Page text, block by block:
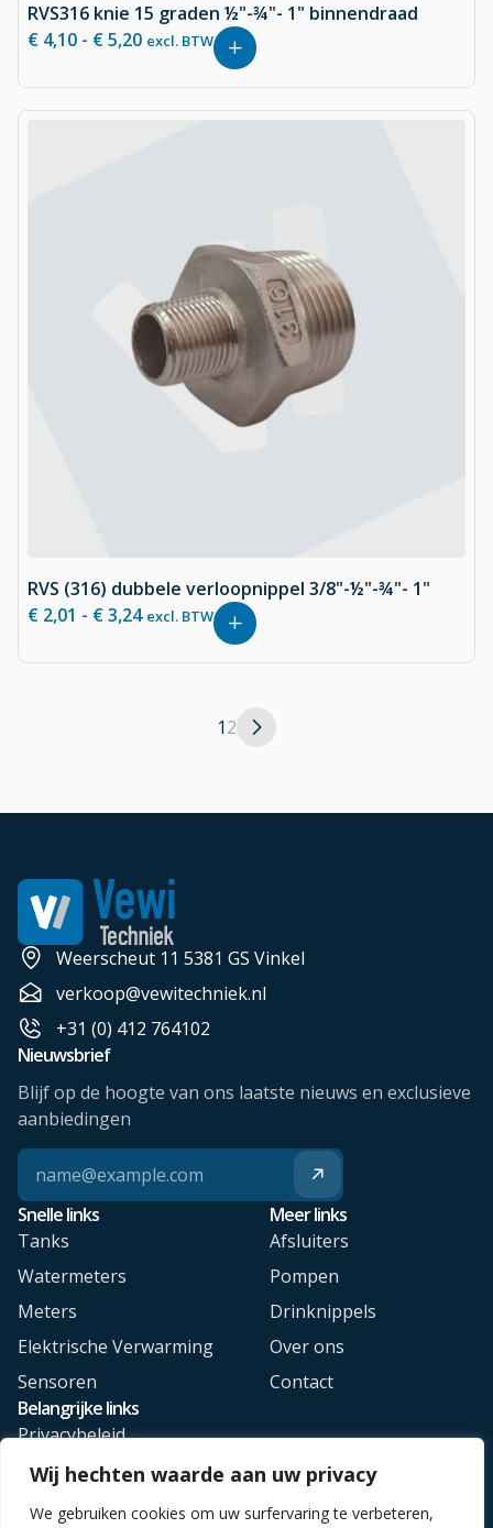
Wij hechten waarde aan uw privacy
We gebruiken cookies om uw surfervaring te verbeteren,
RVS316 knie 15 graden ½"-¾"- 1" binnendraad
€ 4,10 - €5,20 excl. BTW
RVS (316) dubbele verloopnippel 3/8"-½"-¾"- 1"
€ 2,01 - €3,24 excl. BTW
12
Weerscheut 11 5381 GS Vinkel
verkoop@vewitechniek.nl
+31 (0) 412 764102
Snelle links
Tanks
Watermeters
Meters
Elektrische Verwarming
Sensoren
Meer links
Afsluiters
Pompen
Drinknippels
Over ons
Contact
Belangrijke links
Privacybeleid
Algemene voorwaarden
Veelgestelde vragen
Nieuwsbrief
Blijf op de hoogte van ons laatste nieuws en exclusieve
aanbiedingen